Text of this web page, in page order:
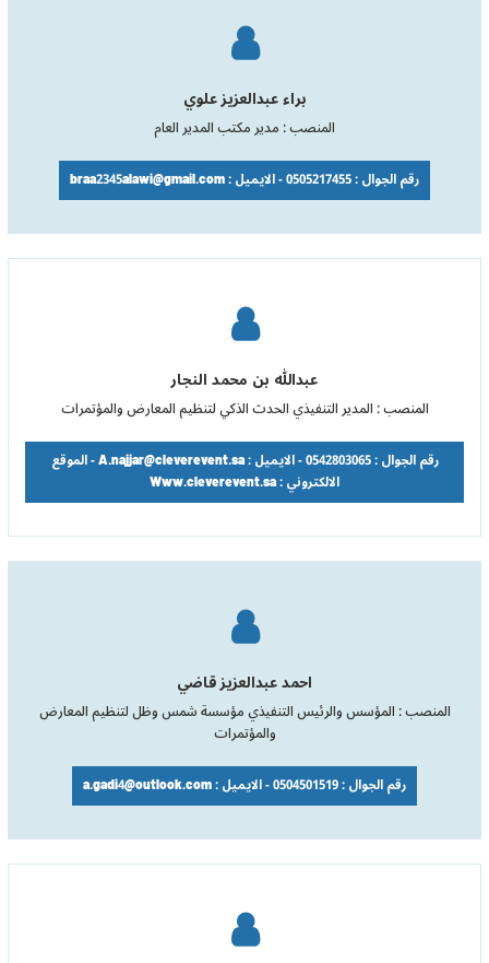
براء عبدالعزيز علوي
المنصب : مدير مكتب المدير العام
رقم الجوال : 0505217455 - الايميل : braa2345alawi@gmail.com
عبدالله بن محمد النجار
المنصب : المدير التنفيذي الحدث الذكي لتنظيم المعارض والمؤتمرات
رقم الجوال : 0542803065 - الايميل : A.najjar@cleverevent.sa - الموقع
الالكتروني : Www.cleverevent.sa
احمد عبدالعزيز قاضي
المنصب : المؤسس والرئيس التنفيذي مؤسسة شمس وظل لتنظيم المعارض
والمؤتمرات
رقم الجوال : 0504501519 - الايميل : a.gadi4@outlook.com